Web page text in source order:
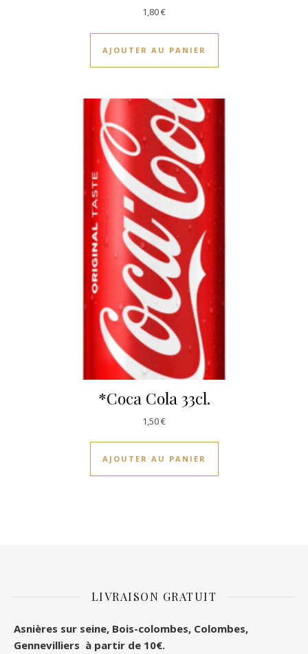
1,80€
AJOUTER AU PANIER
*Coca Cola 33cl.
1,50€
AJOUTER AU PANIER
LIVRAISON GRATUIT
Asnières sur seine, Bois-colombes, Colombes,
Gennevilliers à partir de 10€.